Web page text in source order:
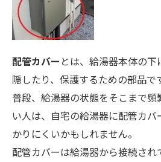
配管カバー とは、給湯器本体の
隠したり、保護するための部品で
普段、給湯器の状態をそこまで
い人は、自宅の給湯器に配管カ
かりにくいかもしれません。
配管カバーは給湯器から接続さ